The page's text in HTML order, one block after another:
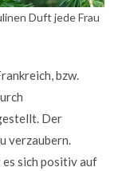
Duft jede Frau
bzw.
Der
verzaubern.
sich positiv auf